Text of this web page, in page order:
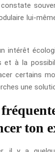
lui-
intérêt
et à la
certains
une
ton